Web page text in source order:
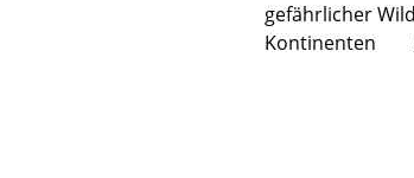
gefährlicher
Kontinenten